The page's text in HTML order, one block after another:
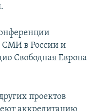
СМИ в России и
Свободная Европа
проектов